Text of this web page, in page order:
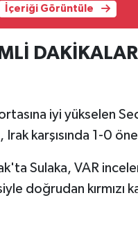
İçeriği Görüntüle
DAKİKALAR
iyi yükselen
Irak karşısında 1-0
Sulaka, VAR
doğrudan kırmızı